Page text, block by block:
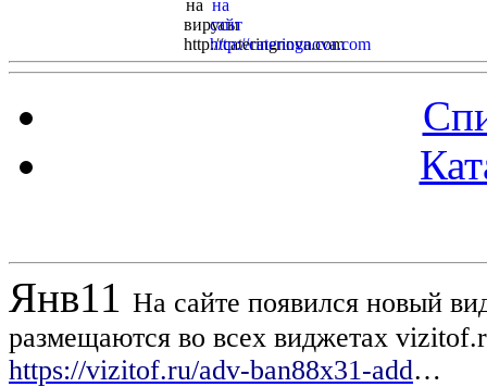
Янв11 На сайте появился новый
размещаются во всех виджетах
https://vizitof.ru/adv-ban88x31-add…